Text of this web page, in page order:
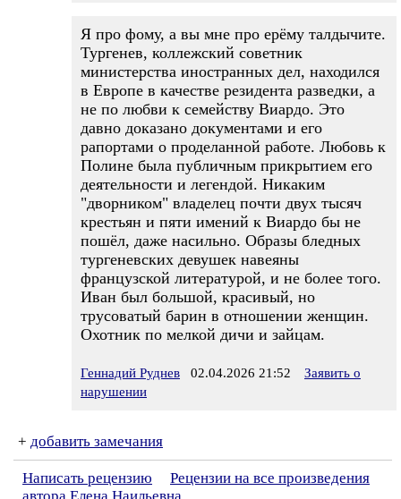
Я про фому, а вы мне про ерёму талдычите.
Тургенев, коллежский советник
министерства иностранных дел, находился
в Европе в качестве резидента разведки, а
не по любви к семейству Виардо. Это
давно доказано документами и его
рапортами о проделанной работе. Любовь к
Полине была публичным прикрытием его
деятельности и легендой. Никаким
"дворником" владелец почти двух тысяч
крестьян и пяти имений к Виардо бы не
пошёл, даже насильно. Образы бледных
тургеневских девушек навеяны
французской литературой, и не более того.
Иван был большой, красивый, но
трусоватый барин в отношении женщин.
Охотник по мелкой дичи и зайцам.
Геннадий Руднев 02.04.2026 21:52
Заявить о
нарушении
+ добавить замечания
Написать рецензию
Рецензии на все произведения